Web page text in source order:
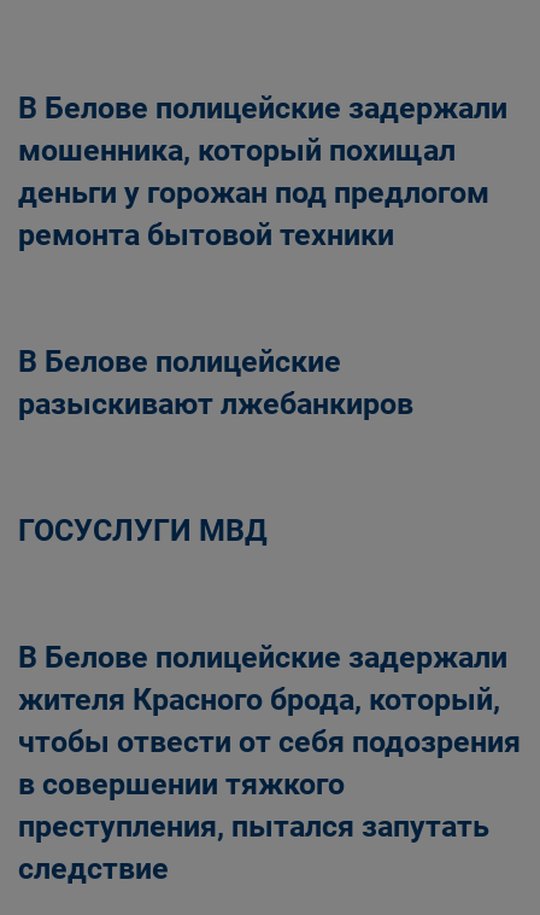
В Белове полицейские задержали
мошенника, который похищал
деньги у горожан под предлогом
ремонта бытовой техники
В Белове полицейские
разыскивают лжебанкиров
ГОСУСЛУГИ МВД
В Белове полицейские задержали
жителя Красного брода, который,
чтобы отвести от себя подозрения
в совершении тяжкого
преступления, пытался запутать
следствие